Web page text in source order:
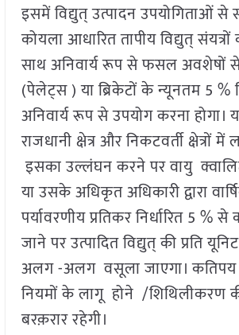
इसमें विद्युत् उत्पादन उपयोगिताओं से
कोयला आधारित तापीय विद्युत्
साथ अनिवार्य रूप से फसल अवशेषों
(पेलेट्स ) या ब्रिकेटों के न्यूनतम 5 %
अनिवार्य रूप से उपयोग करना होगा।
राजधानी क्षेत्र और निकटवर्ती क्षेत्रों में
इसका उल्लंघन करने पर वायु
या उसके अधिकृत अधिकारी द्वारा
पर्यावरणीय प्रतिकर निर्धारित 5 %
जाने पर उत्पादित विद्युत् की प्रति
अलग -अलग वसूला जाएगा। कतिपय
नियमों के लागू होने /शिथिलीकरण
बरक़रार रहेगी।